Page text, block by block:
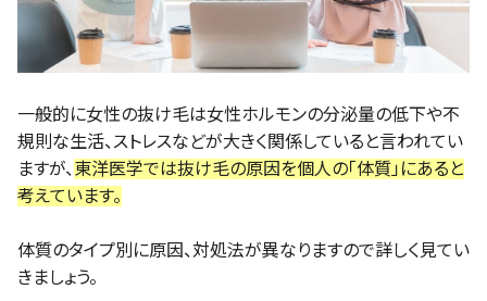
一般的に女性の抜け毛は女性ホルモンの分泌量の低下や不
規則な生活、ストレスなどが大きく関係していると言われてい
ますが、 東洋医学では抜け毛の原因を個人の「体質」にあると
考えています。
体質のタイプ別に原因、対処法が異なりますので詳しく見てい
きましょう。